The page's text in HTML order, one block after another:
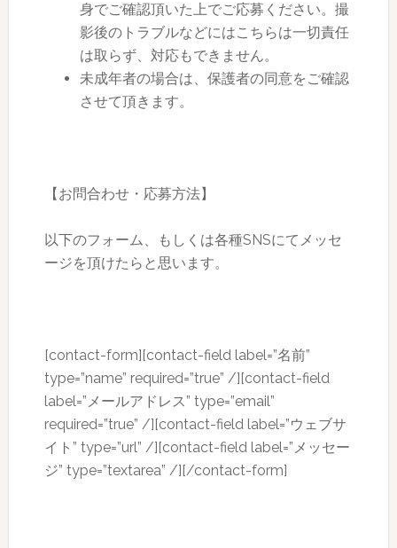
身でご確認頂いた上でご応募ください。撮
影後のトラブルなどにはこちらは一切責任
は取らず、対応もできません。
未成年者の場合は、保護者の同意をご確認
させて頂きます。
【お問合わせ・応募方法】
以下のフォーム、もしくは各種SNSにてメッセ
ージを頂けたらと思います。
[contact-form][contact-field label=”名前”
type=”name” required=”true” /][contact-field
label=”メールアドレス” type=”email”
required=”true” /][contact-field label=”ウェブサ
イト” type=”url” /][contact-field label=”メッセー
ジ” type=”textarea” /][/contact-form]